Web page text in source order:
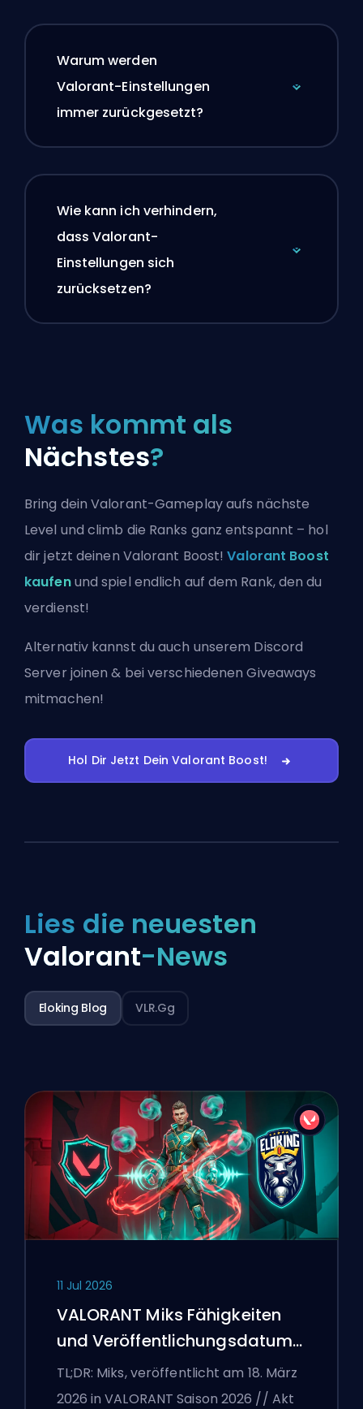
Warum werden
Valorant-Einstellungen
immer zurückgesetzt?
Wie kann ich verhindern,
dass Valorant-
Einstellungen sich
zurücksetzen?
Was kommt als
Nächstes?
Bring dein Valorant-Gameplay aufs nächste
Level und climb die Ranks ganz entspannt – hol
dir jetzt deinen Valorant Boost!Valorant Boost
kaufenund spiel endlich auf dem Rank, den du
verdienst!
Alternativ kannst du auch unserem Discord
Server joinen & bei verschiedenen Giveaways
mitmachen!
Hol Dir Jetzt Dein Valorant Boost!
Lies die neuesten
Valorant-News
Eloking Blog VLR.gg
11 Jul 2026
VALORANT Miks Fähigkeiten
und Veröffentlichungsdatum
erklärt
TL;DR: Miks, veröffentlicht am 18. März
2026 in VALORANT Saison 2026 // Akt